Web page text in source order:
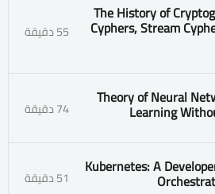
8. The History of
Cyphers, Stream 55 دقيقة
9. Theory of Neural
Learning 74 دقيقة
10. Kubernetes: A 51 دقيقة